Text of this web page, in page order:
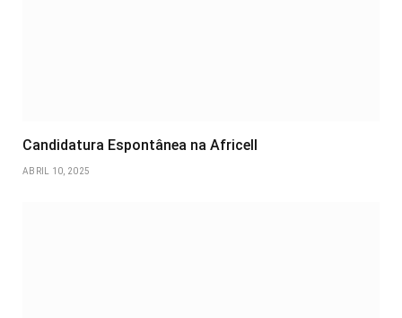
Candidatura Espontânea na Africell
ABRIL 10, 2025